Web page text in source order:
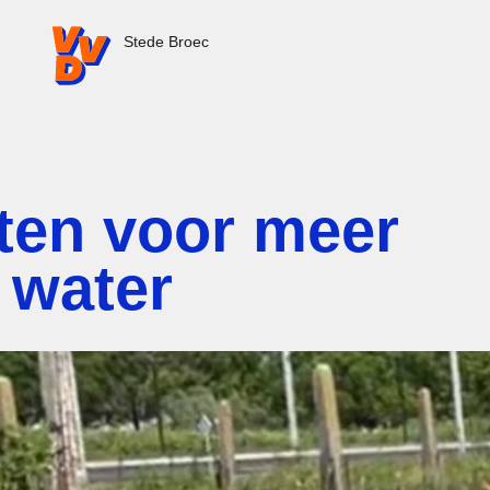
VVD.nl - Ga naar de homepage
Stede Broec
voor meer